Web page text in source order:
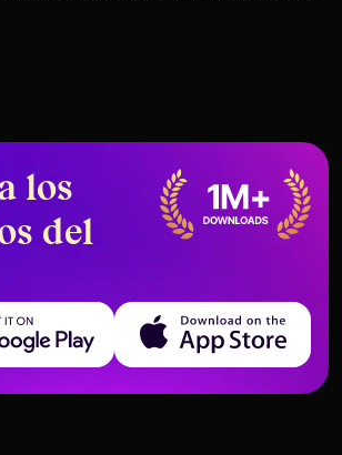
los
del
Play Download on the App Store